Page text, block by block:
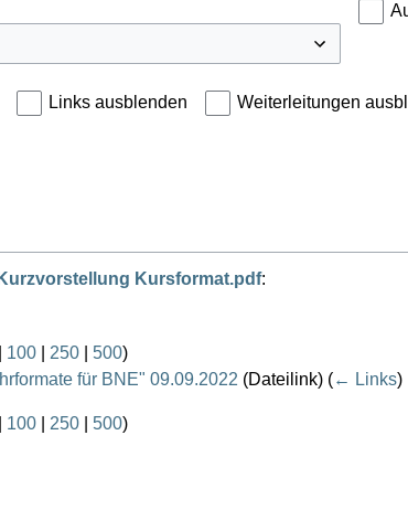
Links ausblenden Weiterleitungen
Kursformat.pdf:
100 250 500)
für BNE" 09.09.2022 (Dateilink) (← Links)
100 250 500)